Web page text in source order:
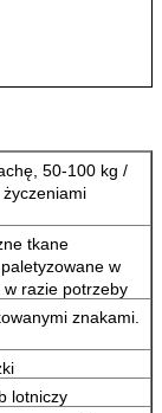
50-100 kg /
tkane
w
razie potrzeby
znakami.
lotniczy